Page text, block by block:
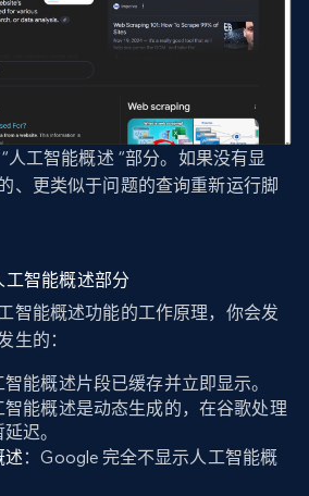
人工智能概述 “部分。如果没有显
、更类似于问题的查询重新运行脚
智能概述部分
智能概述功能的工作原理，你会发
生的：
智能概述片段已缓存并立即显示。
智能概述是动态生成的，在谷歌处理
迟。
述 ：Google 完全不显示人工智能概